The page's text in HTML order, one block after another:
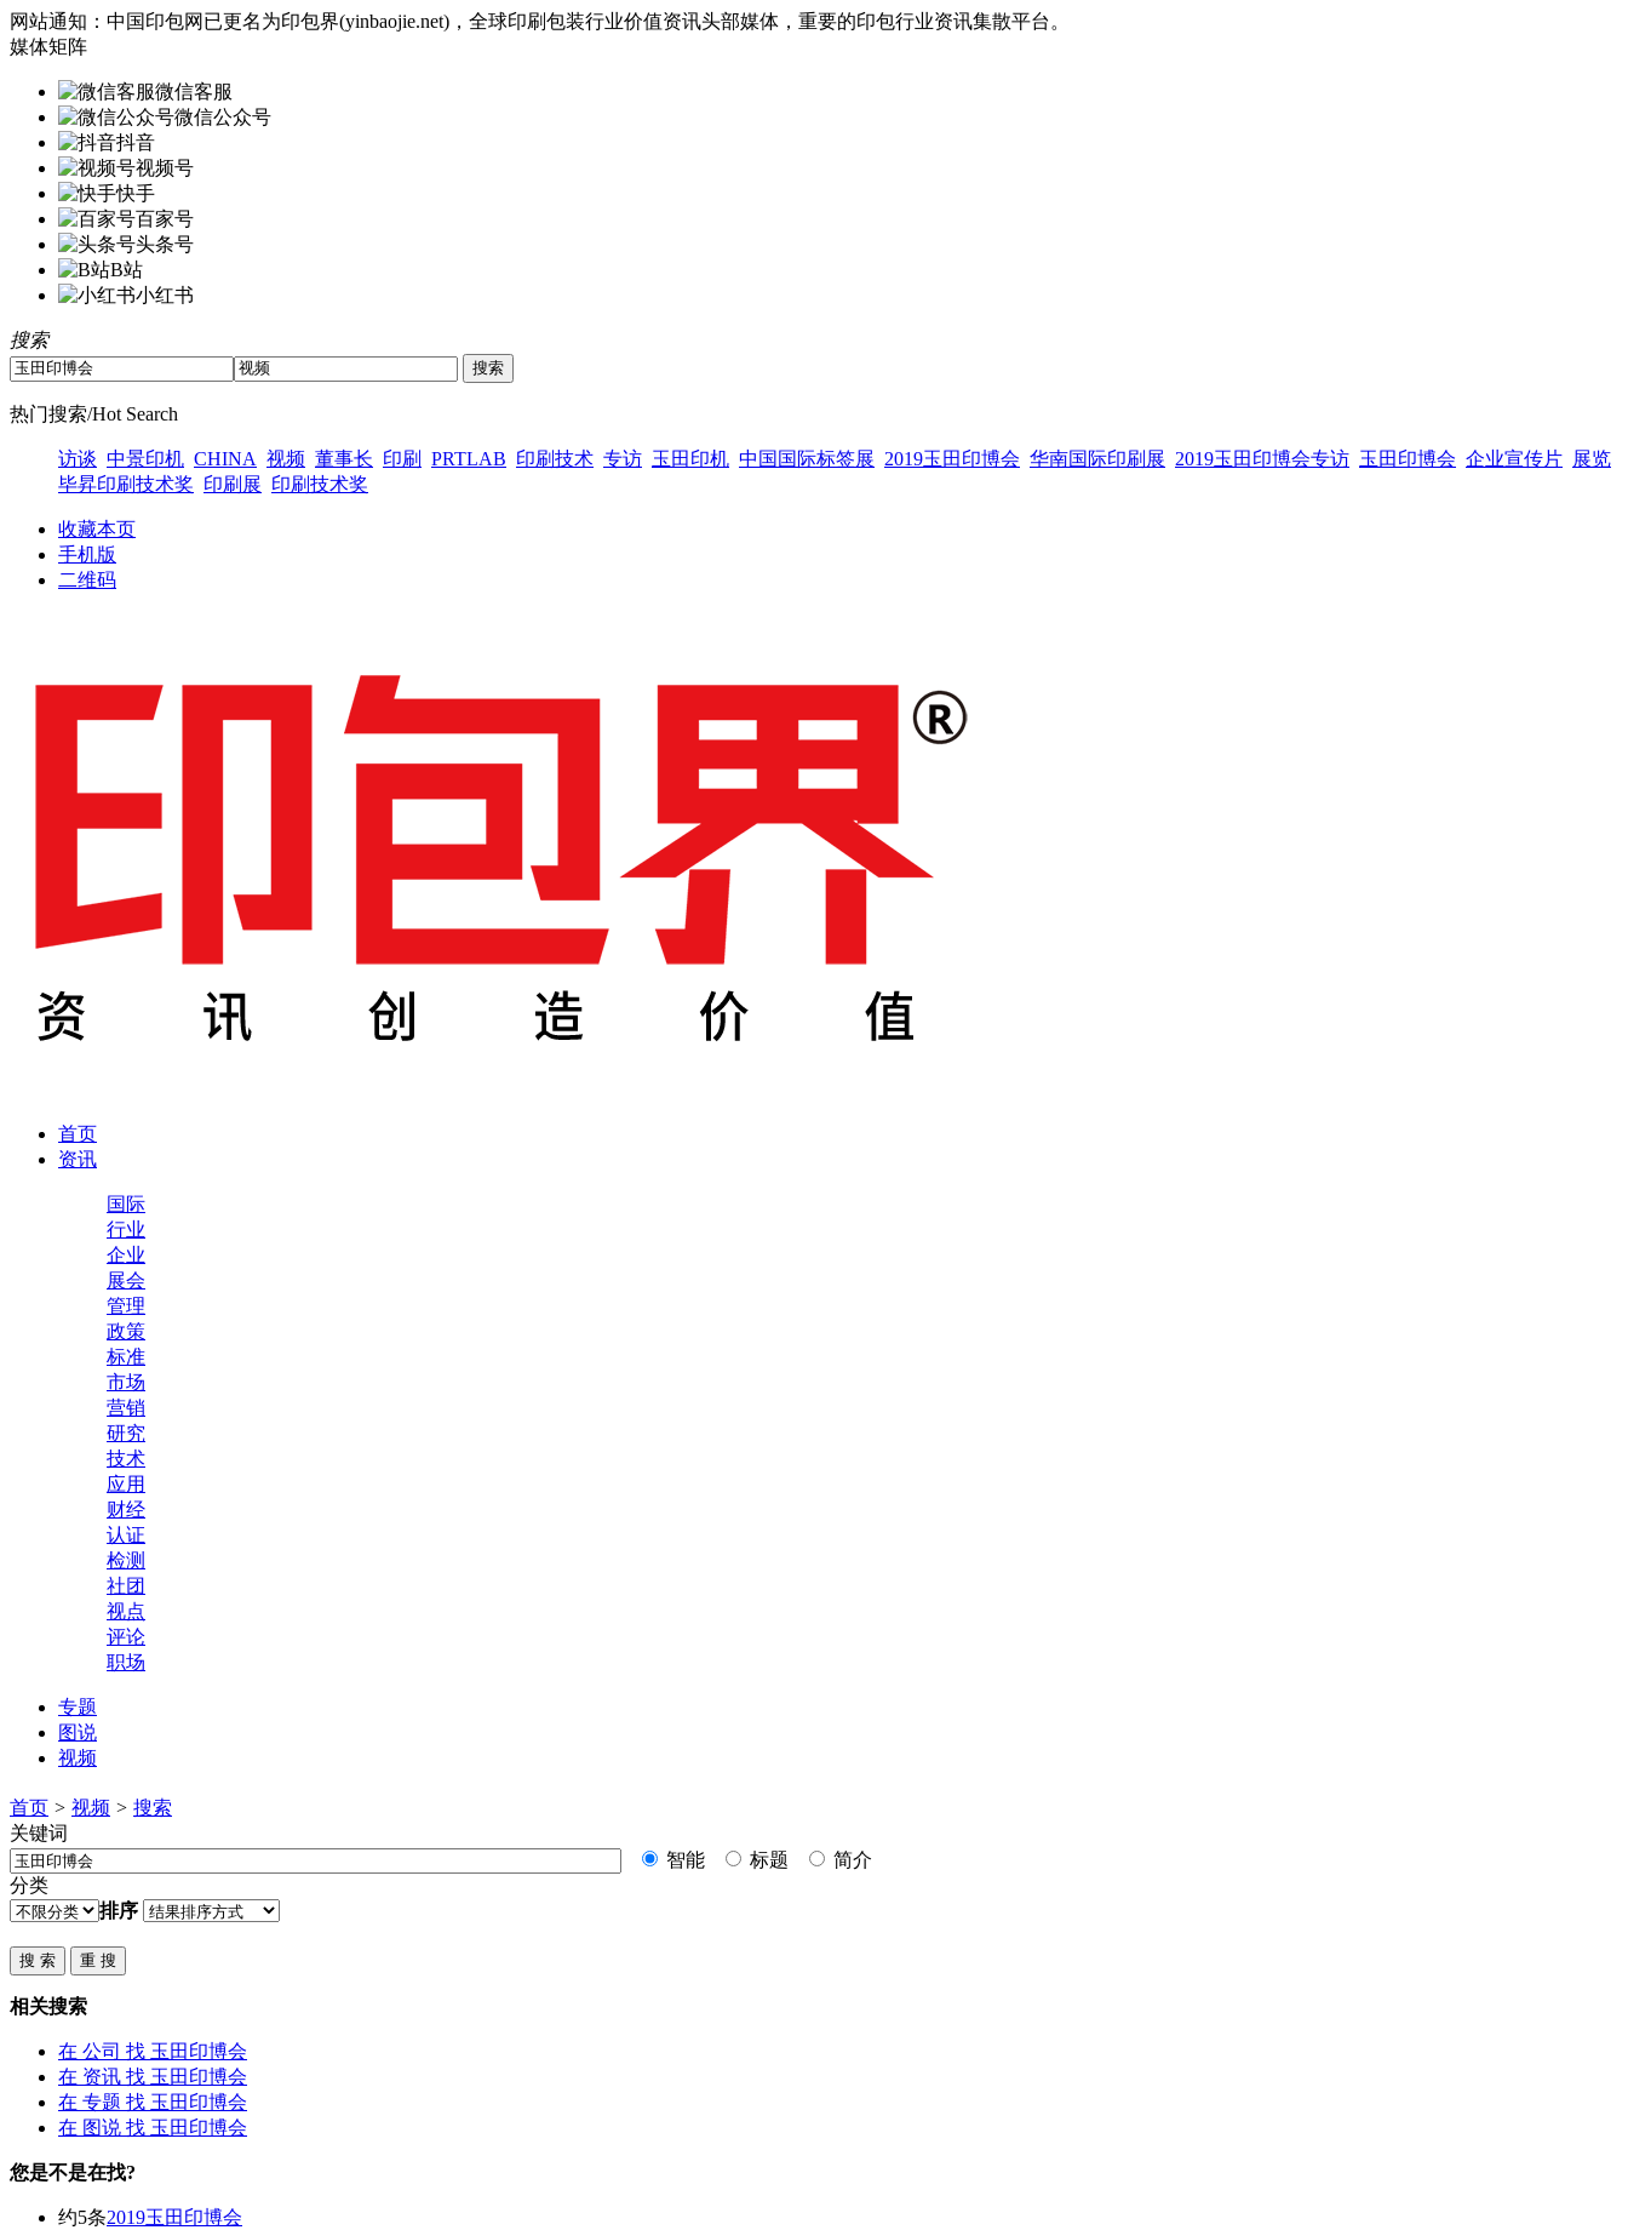
网站通知：中国印包网已更名为印包界(yinbaojie.net)，全球印刷包装行业价值资讯头部媒体，重要的印包行业资讯集散平台。
媒体矩阵
微信客服
微信公众号
抖音
视频号
快手
百家号
头条号
B站
小红书
搜索
热门搜索/Hot Search
访谈 中景印机 CHINA 视频 董事长 印刷 PRTLAB 印刷技术 专访 玉田印机 中国国际标签展 2019玉田印博会 华南国际印刷展 2019玉田印博会专访 玉田印博会 企业宣传片 展览
毕昇印刷技术奖 印刷展 印刷技术奖
收藏本页
手机版
二维码
首页
资讯
国际
行业
企业
展会
管理
政策
标准
市场
营销
研究
技术
应用
财经
认证
检测
社团
视点
评论
职场
专题
图说
视频
首页 > 视频 > 搜索
关键词
智能
标题
简介
分类
排序
相关搜索
在 公司 找 玉田印博会
在 资讯 找 玉田印博会
在 专题 找 玉田印博会
在 图说 找 玉田印博会
您是不是在找?
约5条2019玉田印博会